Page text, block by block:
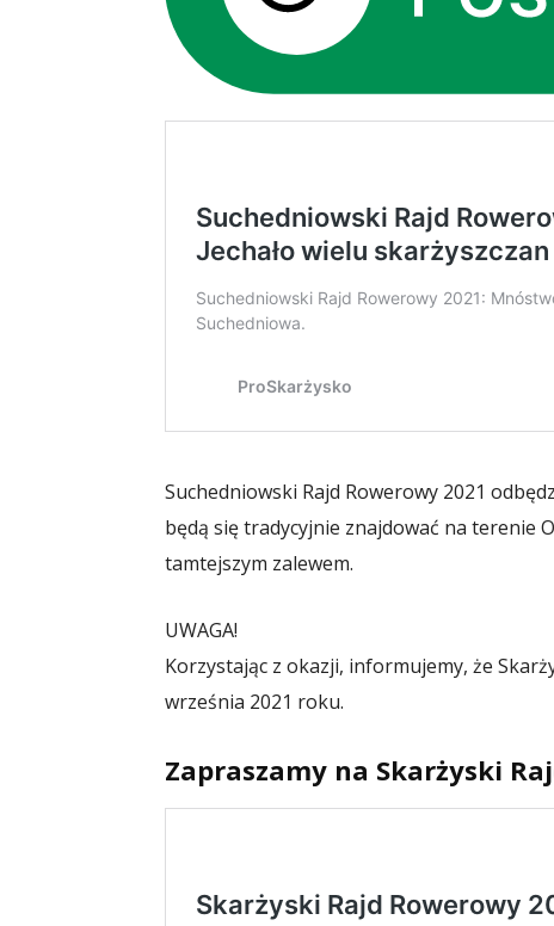
Suchedniowski Rajd Rowerowy 2021
będą się tradycyjnie znajdować na terenie
tamtejszym zalewem.
UWAGA!
Korzystając z okazji, informujemy, że
września 2021 roku.
Zapraszamy na Skarżyski